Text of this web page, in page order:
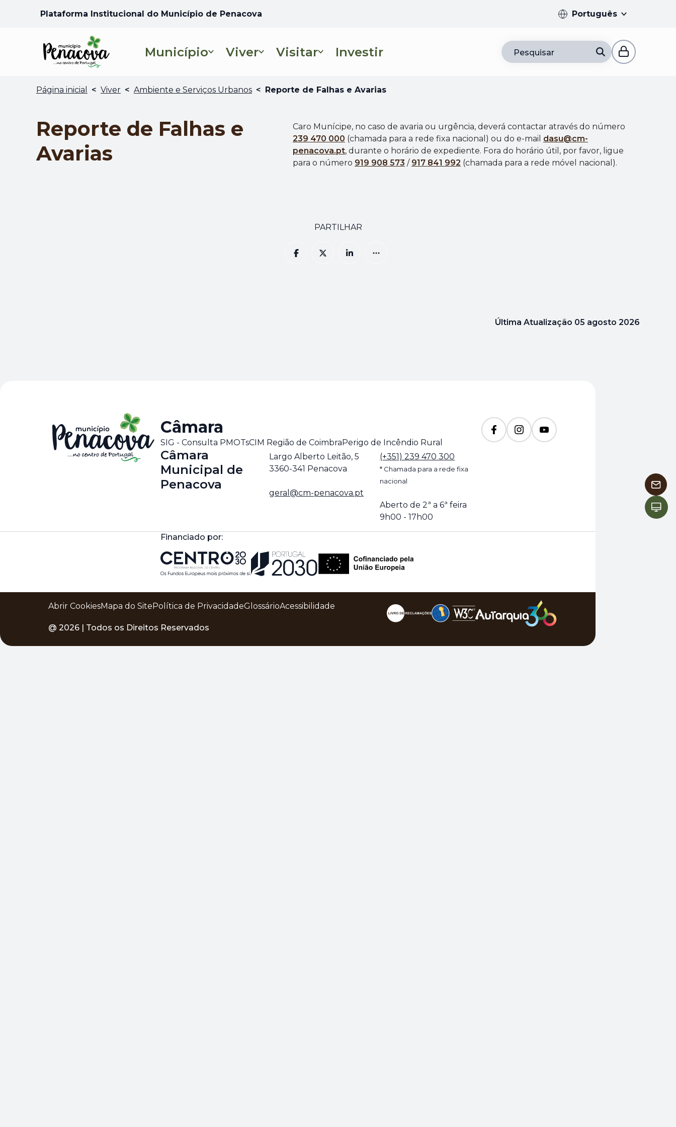
Plataforma Institucional do Município de Penacova Português
Município Viver Visitar Investir
Abre num novo separador Pesquisar
Página inicial < Viver < Ambiente e Serviços Urbanos < Reporte de Falhas e Avarias
Reporte de Falhas e
Avarias
Caro Munícipe, no caso de avaria ou urgência, deverá contactar através do número
239 470 000 (chamada para a rede fixa nacional) ou do e-mail dasu@cm-
penacova.pt, durante o horário de expediente. Fora do horário útil, por favor, ligue
para o número 919 908 573 / 917 841 992 (chamada para a rede móvel nacional).
PARTILHAR
Última Atualização 05 agosto 2026
Câmara
SIG - Consulta PMOTsCIM Região de CoimbraPerigo de Incêndio Rural
Câmara
Municipal de
Penacova
Largo Alberto Leitão, 5
3360-341 Penacova
geral@cm-penacova.pt
(+351) 239 470 300
* Chamada para a rede fixa
nacional
Aberto de 2ª a 6ª feira
9h00 - 17h00
Financiado por:
Abrir CookiesMapa do SitePolítica de PrivacidadeGlossárioAcessibilidade
@ 2026 | Todos os Direitos Reservados